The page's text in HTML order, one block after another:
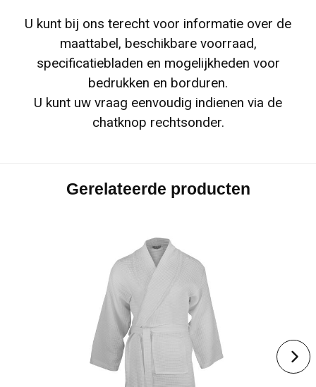
U kunt bij ons terecht voor informatie over de
maattabel, beschikbare voorraad,
specificatiebladen en mogelijkheden voor
bedrukken en borduren.
U kunt uw vraag eenvoudig indienen via de
chatknop rechtsonder.
Gerelateerde producten